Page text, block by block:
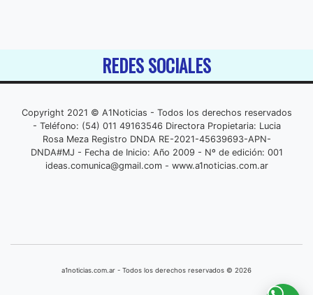
REDES SOCIALES
Copyright 2021 © A1Noticias - Todos los derechos reservados
- Teléfono: (54) 011 49163546 Directora Propietaria: Lucia
Rosa Meza Registro DNDA RE-2021-45639693-APN-
DNDA#MJ - Fecha de Inicio: Año 2009 - Nº de edición: 001
ideas.comunica@gmail.com- www.a1noticias.com.ar
a1noticias.com.ar - Todos los derechos reservados © 2026